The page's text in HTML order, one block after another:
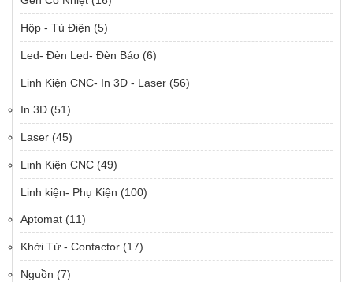
Hộp - Tủ Điện (5)
Led- Đèn Led- Đèn Báo (6)
Linh Kiện CNC- In 3D - Laser (56)
In 3D (51)
Laser (45)
Linh Kiện CNC (49)
Linh kiện- Phụ Kiện (100)
Aptomat (11)
Khởi Từ - Contactor (17)
Nguồn (7)